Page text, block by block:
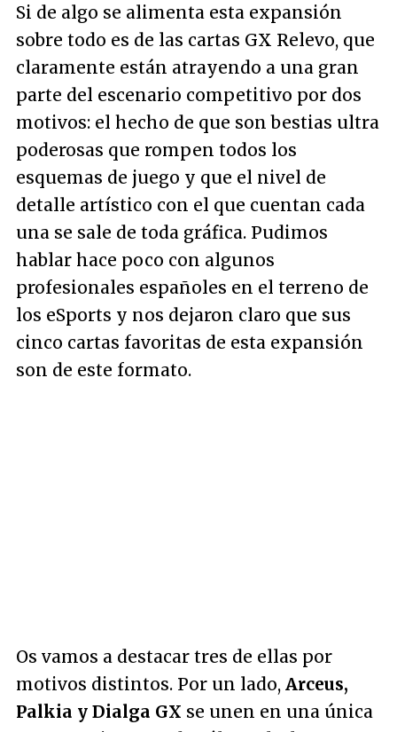
Si de algo se alimenta esta expansión
sobre todo es de las cartas GX Relevo, que
claramente están atrayendo a una gran
parte del escenario competitivo por dos
motivos: el hecho de que son bestias ultra
poderosas que rompen todos los
esquemas de juego y que el nivel de
detalle artístico con el que cuentan cada
una se sale de toda gráfica. Pudimos
hablar hace poco con algunos
profesionales españoles en el terreno de
los eSports y nos dejaron claro que sus
cinco cartas favoritas de esta expansión
son de este formato.
Os vamos a destacar tres de ellas por
motivos distintos. Por un lado, Arceus,
Palkia y Dialga GX se unen en una única